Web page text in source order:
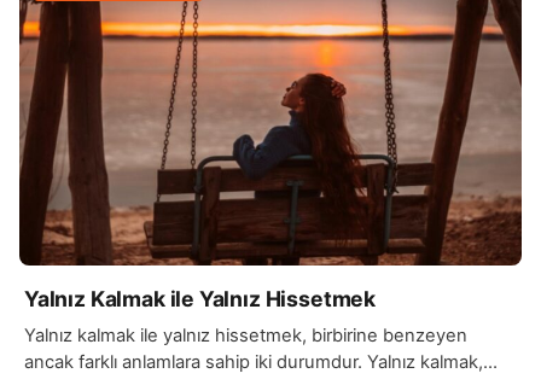
Yalnız Kalmak ile Yalnız Hissetmek
Yalnız kalmak ile yalnız hissetmek, birbirine benzeyen
ancak farklı anlamlara sahip iki durumdur. Yalnız kalmak,